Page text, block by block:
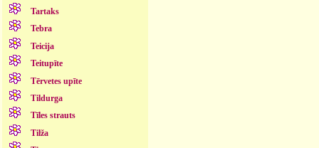
Tartaks
Tebra
Teicija
Teitupīte
Tērvetes upīte
Tildurga
Tīles strauts
Tilža